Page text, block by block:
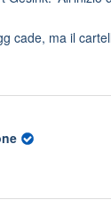
cade, ma il